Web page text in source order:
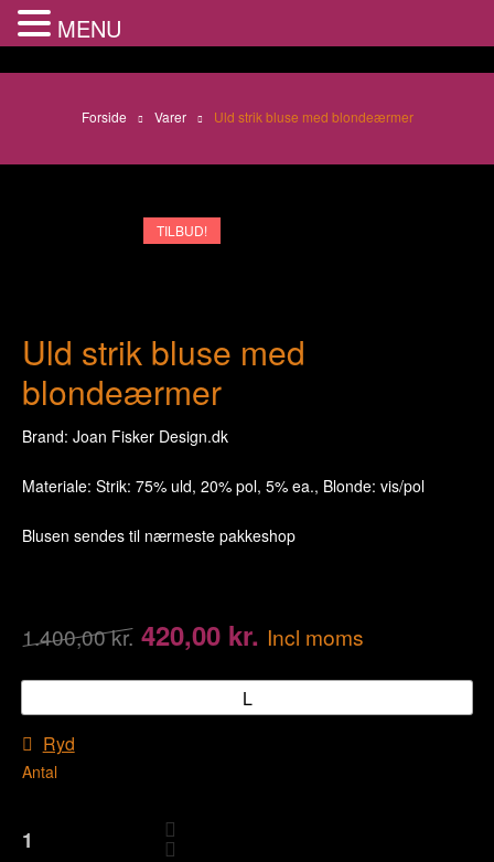
Forside Varer Uld strik bluse med blondeærmer
TILBUD!
Uld strik bluse med
blondeærmer
Brand: Joan Fisker Design.dk
Materiale: Strik: 75% uld, 20% pol, 5% ea., Blonde: vis/pol
Blusen sendes til nærmeste pakkeshop
1.400,00kr. 420,00 kr. Incl moms
L
Ryd
Antal
MENU